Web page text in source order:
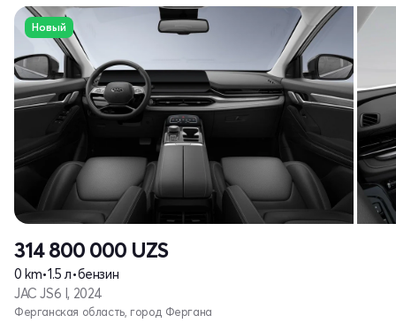
Новый
314 800 000 UZS
0 km•1.5 л•бензин
JAC JS6 I, 2024
Ферганская область, город Фергана